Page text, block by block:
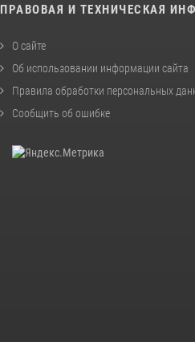
ПРАВОВАЯ И ТЕХНИЧЕСКАЯ
О сайте
Об использовании информации сайта
Правила обработки персональных
Сообщить об ошибке